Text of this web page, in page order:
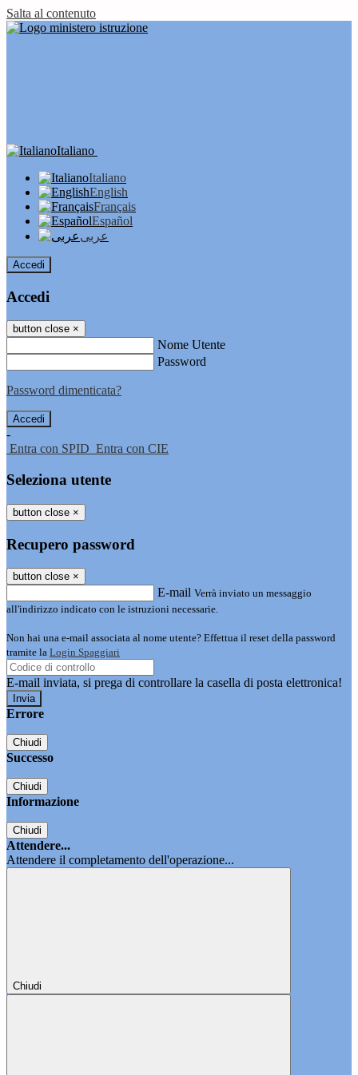
Salta al contenuto
Italiano
Italiano
English
Français
Español
عربى
Accedi
Accedi
button close ×
Nome Utente
Password
Password dimenticata?
-
Entra con SPID Entra con CIE
Seleziona utente
button close ×
Recupero password
button close ×
E-mail Verrà inviato un messaggio
all'indirizzo indicato con le istruzioni necessarie.
Non hai una e-mail associata al nome utente? Effettua il reset della password
tramite la Login Spaggiari
E-mail inviata, si prega di controllare la casella di posta elettronica!
Errore
Chiudi
Successo
Chiudi
Informazione
Chiudi
Attendere...
Attendere il completamento dell'operazione...
Chiudi